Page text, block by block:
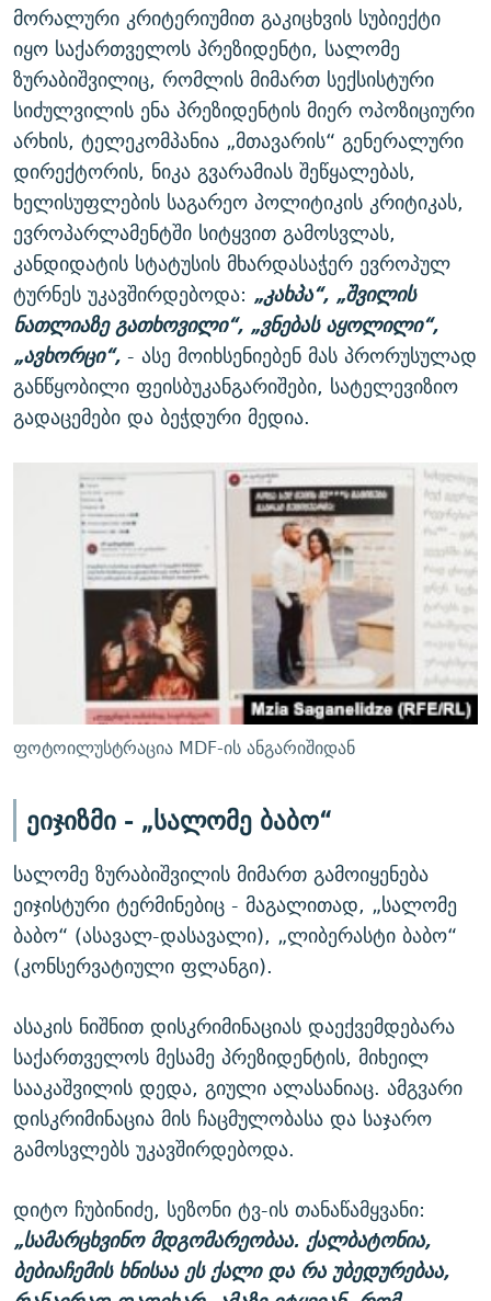
მორალური კრიტერიუმით გაკიცხვის სუბიექტი
იყო საქართველოს პრეზიდენტი, სალომე
ზურაბიშვილიც, რომლის მიმართ სექსისტური
სიძულვილის ენა პრეზიდენტის მიერ ოპოზიციური
არხის, ტელეკომპანია „მთავარის“ გენერალური
დირექტორის, ნიკა გვარამიას შეწყალებას,
ხელისუფლების საგარეო პოლიტიკის კრიტიკას,
ევროპარლამენტში სიტყვით გამოსვლას,
კანდიდატის სტატუსის მხარდასაჭერ ევროპულ
ტურნეს უკავშირდებოდა: „კახპა“, „შვილის
ნათლიაზე გათხოვილი“, „ვნებას აყოლილი“,
„ავხორცი“,- ასე მოიხსენიებენ მას პრორუსულად
განწყობილი ფეისბუკანგარიშები, სატელევიზიო
გადაცემები და ბეჭდური მედია.
ფოტოილუსტრაცია MDF-ის ანგარიშიდან
ეიჯიზმი - „სალომე ბაბო“
სალომე ზურაბიშვილის მიმართ გამოიყენება
ეიჯისტური ტერმინებიც - მაგალითად, „სალომე
ბაბო“ (ასავალ-დასავალი), „ლიბერასტი ბაბო“
(კონსერვატიული ფლანგი).
ასაკის ნიშნით დისკრიმინაციას დაექვემდებარა
საქართველოს მესამე პრეზიდენტის, მიხეილ
სააკაშვილის დედა, გიული ალასანიაც. ამგვარი
დისკრიმინაცია მის ჩაცმულობასა და საჯარო
გამოსვლებს უკავშირდებოდა.
დიტო ჩუბინიძე, სეზონი ტვ-ის თანაწამყვანი:
„სამარცხვინო მდგომარეობაა. ქალბატონია,
ბებიაჩემის ხნისაა ეს ქალი და რა უბედურებაა,